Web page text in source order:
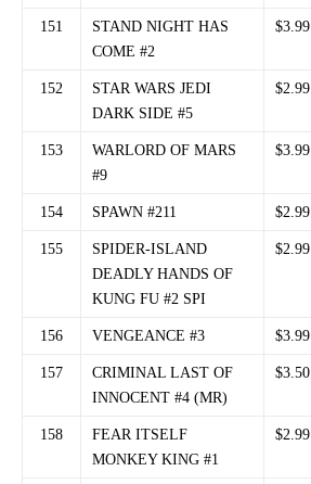
151
STAND NIGHT HAS
COME #2
$3.99
152
STAR WARS JEDI
DARK SIDE #5
$2.99
153
WARLORD OF MARS
#9
$3.99
154 SPAWN #211 $2.99
155
SPIDER-ISLAND
DEADLY HANDS OF
KUNG FU #2 SPI
$2.99
156 VENGEANCE #3 $3.99
157
CRIMINAL LAST OF
INNOCENT #4 (MR)
$3.50
158
FEAR ITSELF
MONKEY KING #1
$2.99